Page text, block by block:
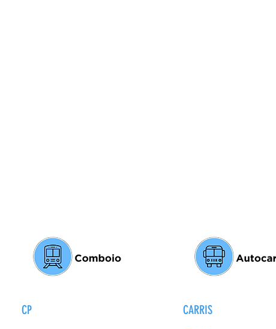
CP
CARRIS